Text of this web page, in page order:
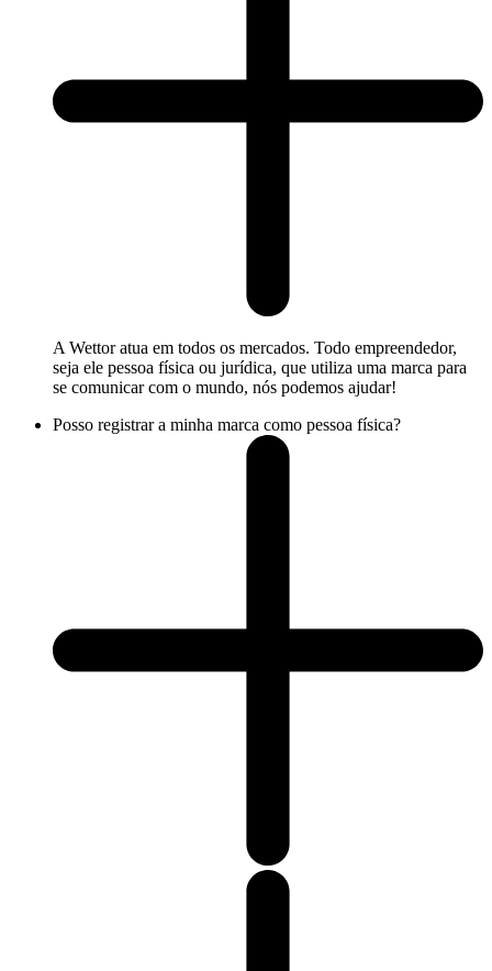
A Wettor atua em todos os mercados. Todo empreendedor,
seja ele pessoa física ou jurídica, que utiliza uma marca para
se comunicar com o mundo, nós podemos ajudar!
Posso registrar a minha marca como pessoa física?